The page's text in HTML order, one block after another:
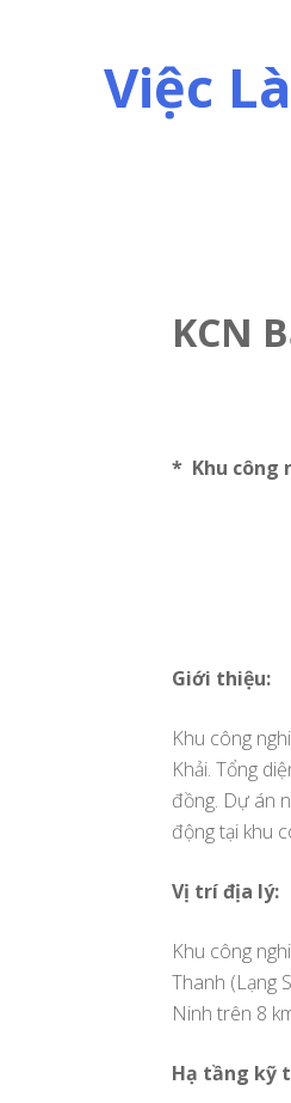
Việc
KCN
* Khu công
Giới thiệu:
Khu công
Khải. Tổng
đồng. Dự án
động tại khu
Vị trí địa lý:
Khu công
Thanh (Lạng
Ninh trên 8
Hạ tầng kỹ